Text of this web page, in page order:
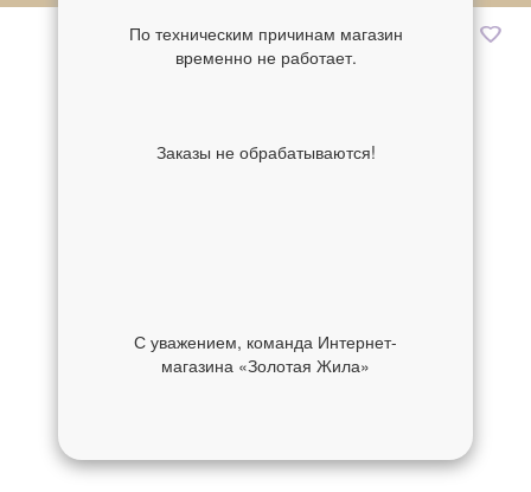
По техническим причинам магазин
временно не работает.
Заказы не обрабатываются!
С уважением, команда Интернет-
магазина «Золотая Жила»